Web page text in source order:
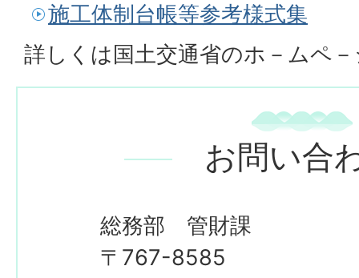
施工体制台帳等参考様式集
詳しくは国土交通省のホ－ムペ
お問い合
総務部 管財課
〒767-8585